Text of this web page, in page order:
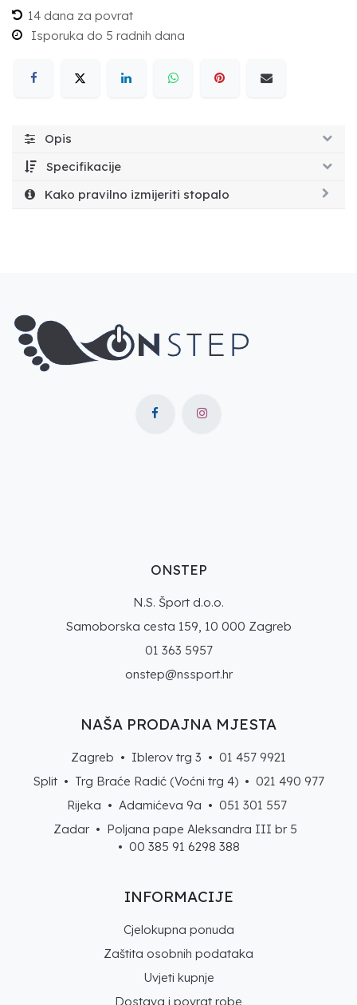
14 dana za povrat
Isporuka do 5 radnih dana
Opis
Specifikacije
Kako pravilno izmijeriti stopalo
ONSTEP
N.S. Šport d.o.o.
Samoborska cesta 159, 10 000 Zagreb
01 363 5957
onstep@nssport.hr
INFORMACIJE
Cjelokupna ponuda
Zaštita osobnih podataka
Uvjeti kupnje
Dostava i povrat robe
NAŠA PRODAJNA MJESTA
Zagreb • Iblerov trg 3 • 01 457 9921
Split • Trg Braće Radić (Voćni trg 4) • 021 490 977
Rijeka • Adamićeva 9a • 051 301 557
Zadar • Poljana pape Aleksandra III br 5
• 00 385 91 6298 388